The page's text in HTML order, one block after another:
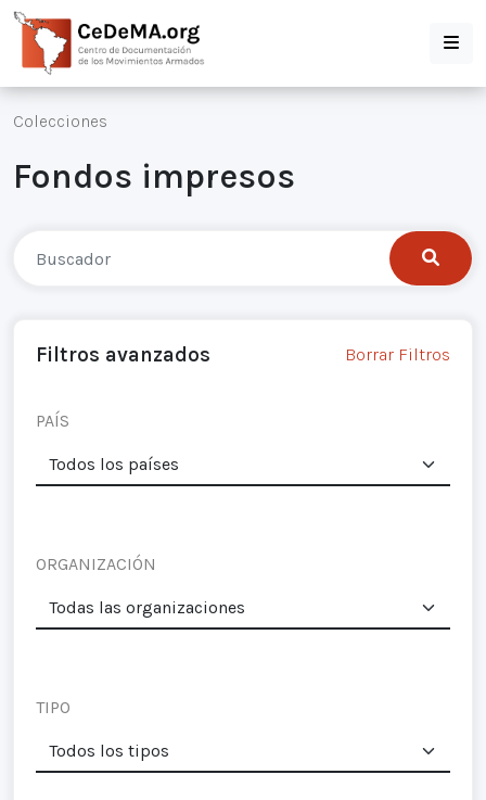
Colecciones
Fondos impresos
Filtros avanzados Borrar Filtros
PAÍS
ORGANIZACIÓN
TIPO